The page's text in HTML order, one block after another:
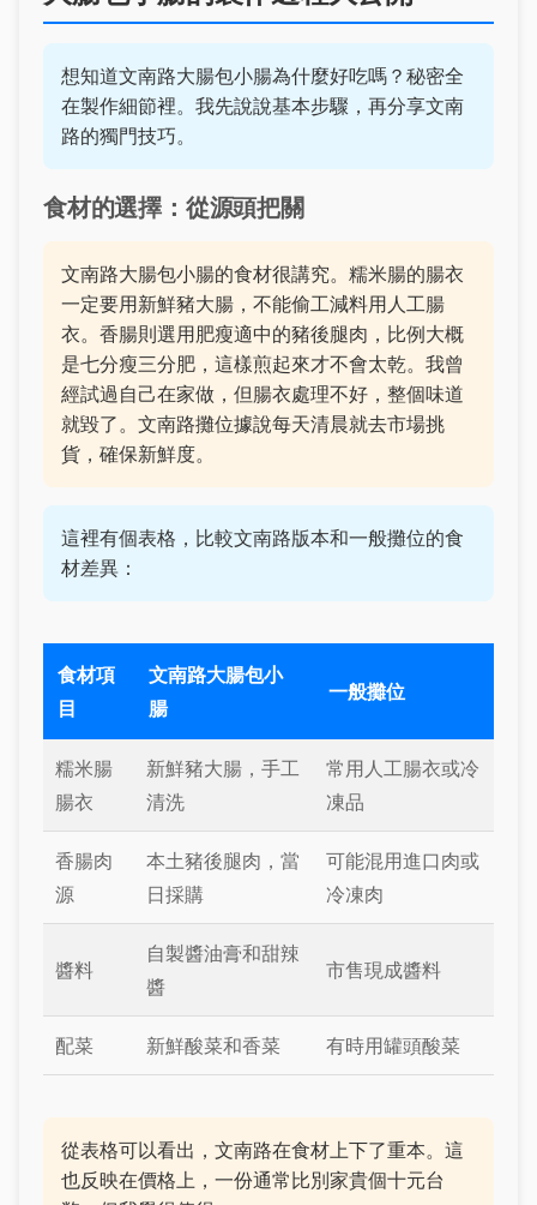
想知道文南路大腸包小腸為什麼好吃嗎？秘密全
在製作細節裡。我先說說基本步驟，再分享文南
路的獨門技巧。
食材的選擇：從源頭把關
文南路大腸包小腸的食材很講究。糯米腸的腸衣
一定要用新鮮豬大腸，不能偷工減料用人工腸
衣。香腸則選用肥瘦適中的豬後腿肉，比例大概
是七分瘦三分肥，這樣煎起來才不會太乾。我曾
經試過自己在家做，但腸衣處理不好，整個味道
就毀了。文南路攤位據說每天清晨就去市場挑
貨，確保新鮮度。
這裡有個表格，比較文南路版本和一般攤位的食
材差異：
食材項
目
文南路大腸包小
腸
一般攤位
糯米腸
腸衣
新鮮豬大腸，手工
清洗
常用人工腸衣或冷
凍品
香腸肉
源
本土豬後腿肉，當
日採購
可能混用進口肉或
冷凍肉
醬料
自製醬油膏和甜辣
醬
市售現成醬料
配菜 新鮮酸菜和香菜 有時用罐頭酸菜
從表格可以看出，文南路在食材上下了重本。這
也反映在價格上，一份通常比別家貴個十元台